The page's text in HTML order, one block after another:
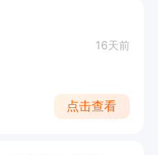
16天前
点击查看